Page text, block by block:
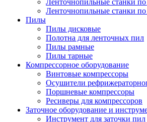
Ленточнопильные станки по
Ленточнопильные станки по
Пилы
Пилы дисковые
Полотна для ленточных пил
Пилы рамные
Пилы тарные
Компрессорное оборудование
Винтовые компрессоры
Осушители
Поршневые компрессоры
Ресиверы для компрессоров
Заточное оборудование и
Инструмент для заточки пил